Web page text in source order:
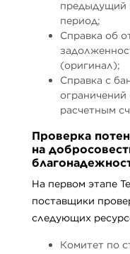
предыдущий
период;
Справка об
(оригинал);
Справка с
ограничений
расчетным
Проверка
на
На первом этапе
поставщики
следующих
Комитет по